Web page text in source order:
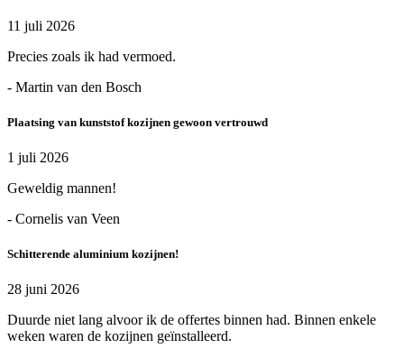
11 juli 2026
Precies zoals ik had vermoed.
- Martin van den Bosch
Plaatsing van kunststof kozijnen gewoon vertrouwd
1 juli 2026
Geweldig mannen!
- Cornelis van Veen
Schitterende aluminium kozijnen!
28 juni 2026
Duurde niet lang alvoor ik de offertes binnen had. Binnen enkele
weken waren de kozijnen geïnstalleerd.